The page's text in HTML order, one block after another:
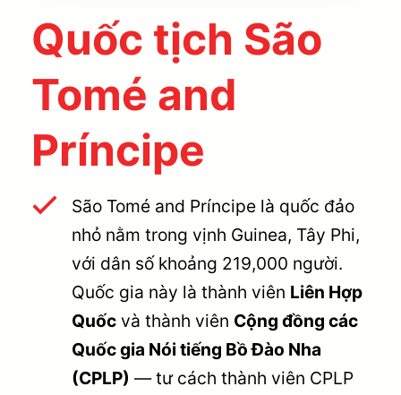
Quốc tịch São
Tomé and
Príncipe
São Tomé and Príncipe là quốc đảo
nhỏ nằm trong vịnh Guinea, Tây Phi,
với dân số khoảng 219,000 người.
Quốc gia này là thành viên Liên Hợp
Quốcvà thành viên Cộng đồng các
Quốc gia Nói tiếng Bồ Đào Nha
(CPLP) — tư cách thành viên CPLP